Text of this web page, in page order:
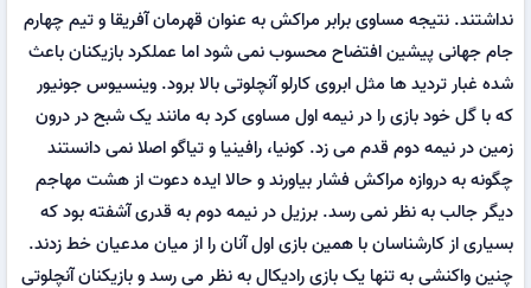
نداشتند. نتیجه مساوی برابر مراکش به عنوان قهرمان آفریقا و تیم چهارم
جام جهانی پیشین افتضاح محسوب نمی شود اما عملکرد بازیکنان باعث
شده غبار تردید ها مثل ابروی کارلو آنچلوتی بالا برود. وینسیوس جونیور
که با گل خود بازی را در نیمه اول مساوی کرد به مانند یک شبح در درون
زمین در نیمه دوم قدم می زد. کونیا، رافینیا و تیاگو اصلا نمی دانستند
چگونه به دروازه مراکش فشار بیاورند و حالا ایده دعوت از هشت مهاجم
دیگر جالب به نظر نمی رسد. برزیل در نیمه دوم به قدری آشفته بود که
بسیاری از کارشناسان با همین بازی اول آنان را از میان مدعیان خط زدند.
چنین واکنشی به تنها یک بازی رادیکال به نظر می رسد و بازیکنان آنچلوتی